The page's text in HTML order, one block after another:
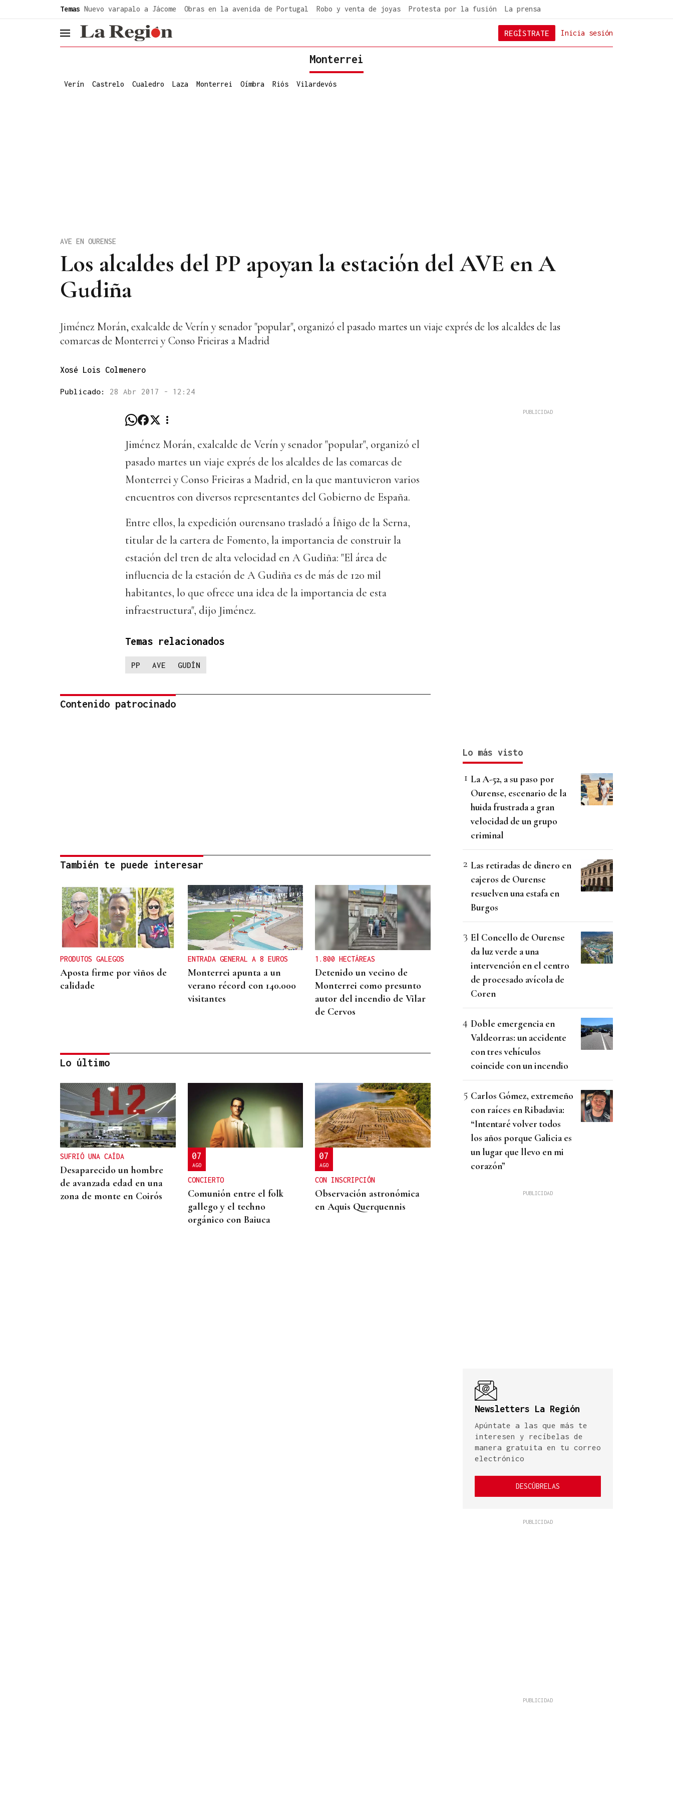
Temas Nuevo varapalo a Jácome Obras en la avenida de Portugal Robo y venta de joyas Protesta por la fusión La prensa
header.menu.open Inicia sesión
REGÍSTRATE
Monterrei
Verín Castrelo Cualedro Laza Monterrei Oímbra Riós Vilardevós
Los alcaldes del PP apoyan la estación del AVE en A
Gudiña
AVE EN OURENSE
Jiménez Morán, exalcalde de Verín y senador "popular", organizó el pasado martes un viaje exprés de los alcaldes de las
comarcas de Monterrei y Conso Frieiras a Madrid
Xosé Lois Colmenero
Publicado: 28 Abr 2017 - 12:24
Jiménez Morán, exalcalde de Verín y senador "popular", organizó el
pasado martes un viaje exprés de los alcaldes de las comarcas de
Monterrei y Conso Frieiras a Madrid, en la que mantuvieron varios
encuentros con diversos representantes del Gobierno de España.
Entre ellos, la expedición ourensano trasladó a Íñigo de la Serna,
titular de la cartera de Fomento, la importancia de construir la
estación del tren de alta velocidad en A Gudiña: "El área de
influencia de la estación de A Gudiña es de más de 120 mil
habitantes, lo que ofrece una idea de la importancia de esta
infraestructura", dijo Jiménez.
Temas relacionados
PP AVE GUDÍN
Contenido patrocinado
También te puede interesar
PRODUTOS GALEGOS
Aposta firme por viños de
calidade
ENTRADA GENERAL A 8 EUROS
Monterrei apunta a un
verano récord con 140.000
visitantes
1.800 HECTÁREAS
Detenido un vecino de
Monterrei como presunto
autor del incendio de Vilar
de Cervos
ALIANZA
La D.O. Monterrei refuerza
su proyección enoturística
junto a Expourense
Lo último
SUFRIÓ UNA CAÍDA
Desaparecido un hombre
de avanzada edad en una
zona de monte en Coirós
07
AGO
CONCIERTO
Comunión entre el folk
gallego y el techno
orgánico con Baiuca
07
AGO
CON INSCRIPCIÓN
Observación astronómica
en Aquis Querquennis
Lo más visto
La A-52, a su paso por
Ourense, escenario de la
huida frustrada a gran
velocidad de un grupo
criminal
Las retiradas de dinero en
cajeros de Ourense
resuelven una estafa en
Burgos
El Concello de Ourense
da luz verde a una
intervención en el centro
de procesado avícola de
Coren
Doble emergencia en
Valdeorras: un accidente
con tres vehículos
coincide con un incendio
Carlos Gómez, extremeño
con raíces en Ribadavia:
“Intentaré volver todos
los años porque Galicia es
un lugar que llevo en mi
corazón”
Newsletters La Región
Apúntate a las que más te
interesen y recíbelas de
manera gratuita en tu correo
electrónico
DESCÚBRELAS